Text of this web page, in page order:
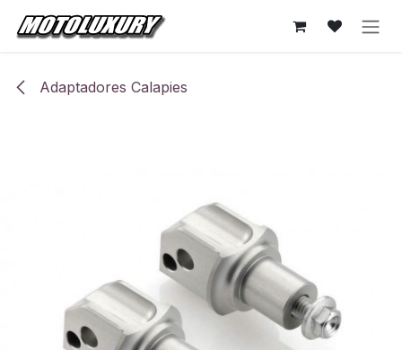
Ir al contenido
Adaptadores Calapies